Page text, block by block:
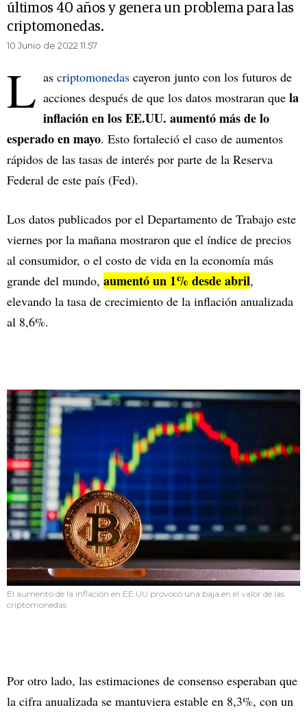
últimos 40 años y genera un problema para las
criptomonedas.
10 Junio de 2022 11.57
L as criptomonedas cayeron junto con los futuros de
acciones después de que los datos mostraran que la
inflación en los EE.UU. aumentó más de lo
esperado en mayo. Esto fortaleció el caso de aumentos
rápidos de las tasas de interés por parte de la Reserva
Federal de este país (Fed).
Los datos publicados por el Departamento de Trabajo este
viernes por la mañana mostraron que el índice de precios
al consumidor, o el costo de vida en la economía más
grande del mundo, aumentó un 1% desde abril,
elevando la tasa de crecimiento de la inflación anualizada
al 8,6%.
El aumento de la inflación en EE.UU provocó una baja en el valor de las
criptomonedas
Por otro lado, las estimaciones de consenso esperaban que
la cifra anualizada se mantuviera estable en 8,3%, con un